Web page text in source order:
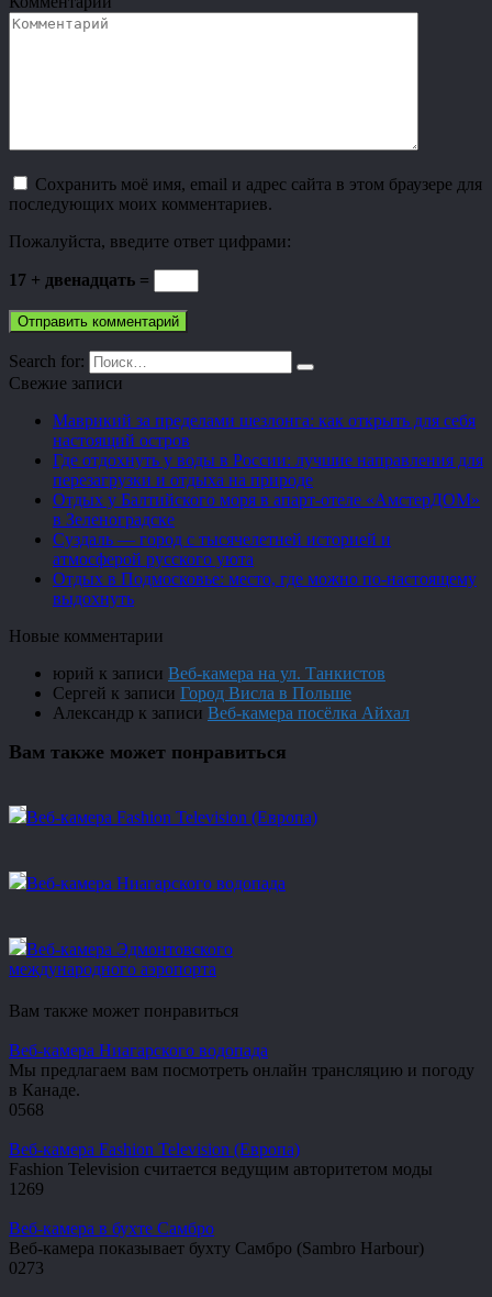
Сохранить моё имя, email и адрес сайта в этом браузере для
последующих моих комментариев.
Пожалуйста, введите ответ цифрами:
17 + двенадцать =
Search for:
Свежие записи
Маврикий за пределами шезлонга: как открыть для себя
настоящий остров
Где отдохнуть у воды в России: лучшие направления для
перезагрузки и отдыха на природе
Отдых у Балтийского моря в апарт-отеле «АмстерДОМ»
в Зеленоградске
Суздаль — город с тысячелетней историей и
атмосферой русского уюта
Отдых в Подмосковье: место, где можно по-настоящему
выдохнуть
Новые комментарии
юрий к записи Веб-камера на ул. Танкистов
Сергей к записи Город Висла в Польше
Александр к записи Веб-камера посёлка Айхал
Вам также может понравиться
Веб-камера Fashion Television (Европа)
Веб-камера Ниагарского водопада
Веб-камера Эдмонтовского
международного аэропорта
Вам также может понравиться
Веб-камера Ниагарского водопада
Мы предлагаем вам посмотреть онлайн трансляцию и погоду
в Канаде.
0568
Веб-камера Fashion Television (Европа)
Fashion Television считается ведущим авторитетом моды
1 269
Веб-камера в бухте Самбро
Веб-камера показывает бухту Самбро (Sambro Harbour)
0273